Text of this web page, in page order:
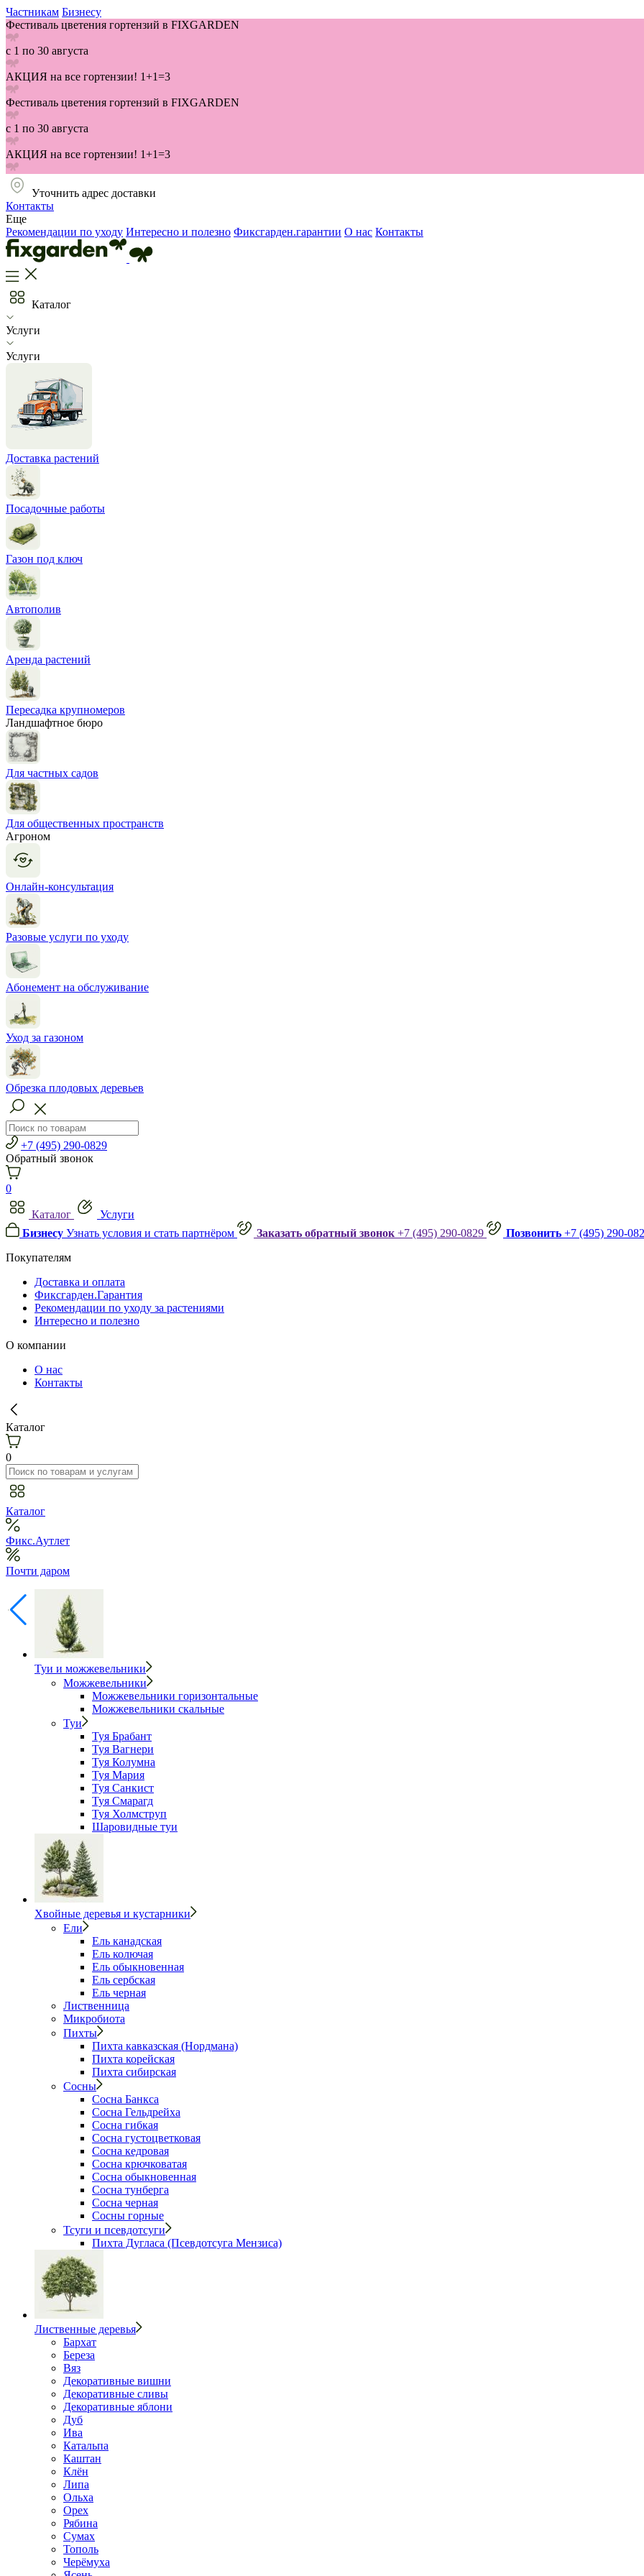
Частникам Бизнесу
Фестиваль цветения гортензий в FIXGARDEN
с 1 по 30 августа
АКЦИЯ на все гортензии! 1+1=3
Фестиваль цветения гортензий в FIXGARDEN
с 1 по 30 августа
АКЦИЯ на все гортензии! 1+1=3
Уточнить адрес доставки
Контакты
Еще
Рекомендации по уходу Интересно и полезно Фиксгарден.гарантии О нас Контакты
Каталог
Услуги
Услуги
Доставка растений
Посадочные работы
Газон под ключ
Автополив
Аренда растений
Пересадка крупномеров
Ландшафтное бюро
Для частных садов
Для общественных пространств
Агроном
Онлайн-консультация
Разовые услуги по уходу
Абонемент на обслуживание
Уход за газоном
Обрезка плодовых деревьев
+7 (495) 290-0829
Обратный звонок
0
Каталог
Услуги
Бизнесу Узнать условия и стать партнёром Заказать обратный звонок +7 (495) 290-0829 Позвонить +7 (495) 290-
Покупателям
Доставка и оплата
Фиксгарден.Гарантия
Рекомендации по уходу за растениями
Интересно и полезно
О компании
О нас
Контакты
Каталог
0
Каталог
Фикс.Аутлет
Почти даром
Туи и можжевельники
Можжевельники
Можжевельники горизонтальные
Можжевельники скальные
Туи
Туя Брабант
Туя Вагнери
Туя Колумна
Туя Мария
Туя Санкист
Туя Смарагд
Туя Холмструп
Шаровидные туи
Хвойные деревья и кустарники
Ели
Ель канадская
Ель колючая
Ель обыкновенная
Ель сербская
Ель черная
Лиственница
Микробиота
Пихты
Пихта кавказская (Нордмана)
Пихта корейская
Пихта сибирская
Сосны
Сосна Банкса
Сосна Гельдрейха
Сосна гибкая
Сосна густоцветковая
Сосна кедровая
Сосна крючковатая
Сосна обыкновенная
Сосна тунберга
Сосна черная
Сосны горные
Тсуги и псевдотсуги
Пихта Дугласа (Псевдотсуга Мензиса)
Лиственные деревья
Бархат
Береза
Вяз
Декоративные вишни
Декоративные сливы
Декоративные яблони
Дуб
Ива
Катальпа
Каштан
Клён
Липа
Ольха
Орех
Рябина
Сумах
Тополь
Черёмуха